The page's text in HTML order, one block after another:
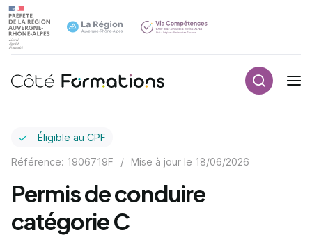
Navigation principale
Éligible au CPF
Référence: 1906719F / Mise à jour le 18/06/2026
Permis de conduire
catégorie C